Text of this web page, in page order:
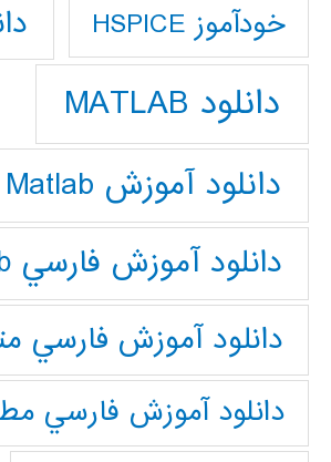
خودآموز HSPICE
دانلود MATLAB
دانلود آموزش Matlab
دانلود آموزش فارسي Matlab
دانلود آموزش فارسي
دانلود آموزش فارسي